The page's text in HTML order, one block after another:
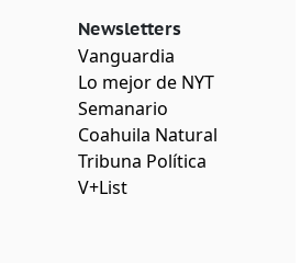
Newsletters
Vanguardia
Lo mejor de NYT
Semanario
Coahuila Natural
Tribuna Política
V+List